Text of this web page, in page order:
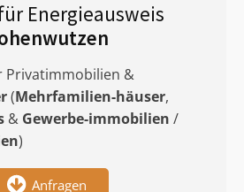
Energieausweis
Privatimmobilien &
(Mehrfamilien-häuser,
& Gewerbe-immobilien /
)
Anfragen